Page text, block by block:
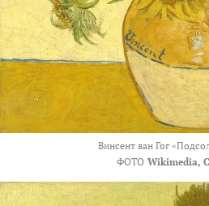
Винсент ван Гог
ФОТО Wikimedia,